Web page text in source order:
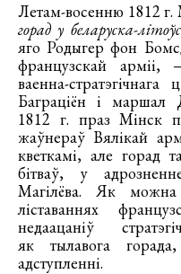
Летам-восенню 1812
горад у беларуска-
яго Родыгер фон
французскай
ваенна-
Баграціён і маршал
1812 г. праз Мінск
жаўнераў Вялікай
кветкамі, але горад
бітваў, у
Магілёва. Як
ліставаннях
недаацаніў
як тылавога
адступленні.